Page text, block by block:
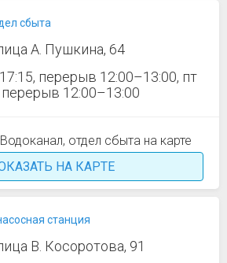
сбыта
А. Пушкина, 64
перерыв 12:00–13:00, пт
12:00–13:00
НА КАРТЕ
станция
В. Косоротова, 91